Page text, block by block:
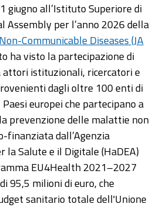
giugno all’Istituto Superiore di
Assembly per l’anno 2026 della
Communicable Diseases (JA
ha visto la partecipazione di
istituzionali, ricercatori e
dagli oltre 100 enti di
europei che partecipano a
prevenzione delle malattie non
finanziata dall’Agenzia
la Salute e il Digitale (HaDEA)
EU4Health 2021–2027
95,5 milioni di euro, che
sanitario totale dell'Unione